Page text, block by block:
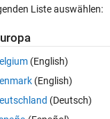
Displacement.
Liste auswählen:
(English)
(English)
(Deutsch)